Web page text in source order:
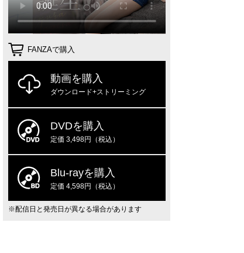
FANZAで購入
動画を購入
ダウンロード+ストリーミング
DVDを購入
定価 3,498円（税込）
Blu-rayを購入
定価 4,598円（税込）
※配信日と発売日が異なる場合があります